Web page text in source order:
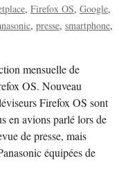
Firefox OS Google
presse smartphone
mensuelle de
OS. Nouveau
Firefox OS sont
en avions parlé lors de
de presse, mais
équipées de